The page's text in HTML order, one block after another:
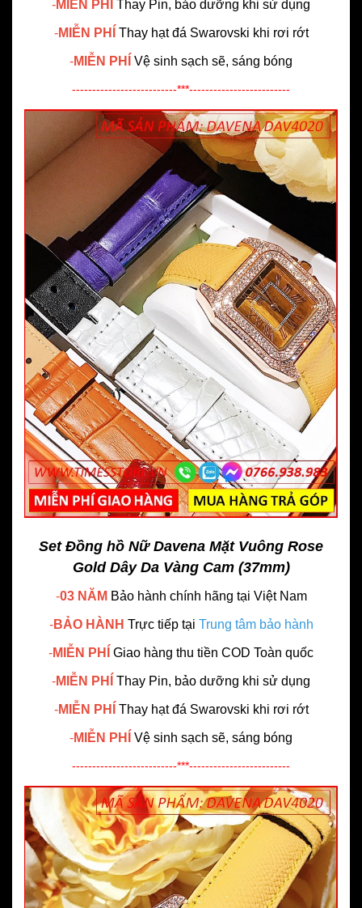
-MIỄN PHÍ Thay Pin, bảo dưỡng khi sử dụng
-MIỄN PHÍ Thay hạt đá Swarovski khi rơi rớt
-MIỄN PHÍ Vệ sinh sạch sẽ, sáng bóng
--------------------------***-------------------------
Set Đồng hồ Nữ Davena Mặt Vuông Rose
Gold Dây Da Vàng Cam (37mm)
-03 NĂM Bảo hành chính hãng tại Việt Nam
-BẢO HÀNH Trực tiếp tại Trung tâm bảo hành
-MIỄN PHÍ Giao hàng thu tiền COD Toàn quốc
-MIỄN PHÍ Thay Pin, bảo dưỡng khi sử dụng
-MIỄN PHÍ Thay hạt đá Swarovski khi rơi rớt
-MIỄN PHÍ Vệ sinh sạch sẽ, sáng bóng
--------------------------***-------------------------